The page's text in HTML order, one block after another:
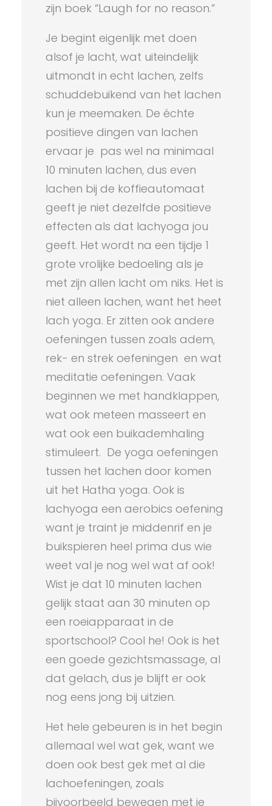
zijn boek “Laugh for no reason.”
Je begint eigenlijk met doen
alsof je lacht, wat uiteindelijk
uitmondt in echt lachen, zelfs
schuddebuikend van het lachen
kun je meemaken. De échte
positieve dingen van lachen
ervaar je pas wel na minimaal
10 minuten lachen, dus even
lachen bij de koffieautomaat
geeft je niet dezelfde positieve
effecten als dat lachyoga jou
geeft. Het wordt na een tijdje 1
grote vrolijke bedoeling als je
met zijn allen lacht om niks. Het is
niet alleen lachen, want het heet
lach yoga. Er zitten ook andere
oefeningen tussen zoals adem,
rek- en strek oefeningen en wat
meditatie oefeningen. Vaak
beginnen we met handklappen,
wat ook meteen masseert en
wat ook een buikademhaling
stimuleert. De yoga oefeningen
tussen het lachen door komen
uit het Hatha yoga. Ook is
lachyoga een aerobics oefening
want je traint je middenrif en je
buikspieren heel prima dus wie
weet val je nog wel wat af ook!
Wist je dat 10 minuten lachen
gelijk staat aan 30 minuten op
een roeiapparaat in de
sportschool? Cool he! Ook is het
een goede gezichtsmassage, al
dat gelach, dus je blijft er ook
nog eens jong bij uitzien.
Het hele gebeuren is in het begin
allemaal wel wat gek, want we
doen ook best gek met al die
lachoefeningen, zoals
bijvoorbeeld bewegen met je